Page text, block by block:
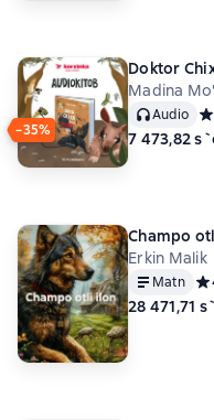
−35%
Doktor
Madina
Audio
7 473,82
Champo
Erkin Malik
Matn
28 471,71